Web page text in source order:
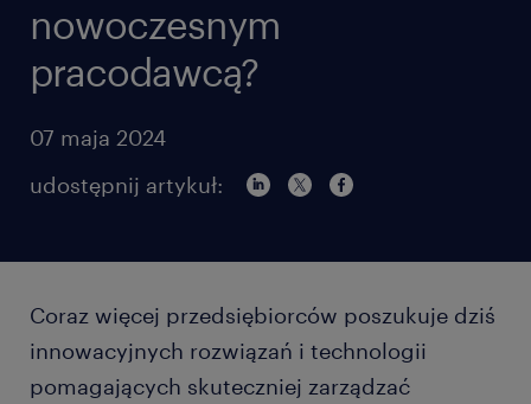
nowoczesnym
pracodawcą?
07 maja 2024
udostępnij artykuł:
Coraz więcej przedsiębiorców poszukuje dziś
innowacyjnych rozwiązań i technologii
pomagających skuteczniej zarządzać